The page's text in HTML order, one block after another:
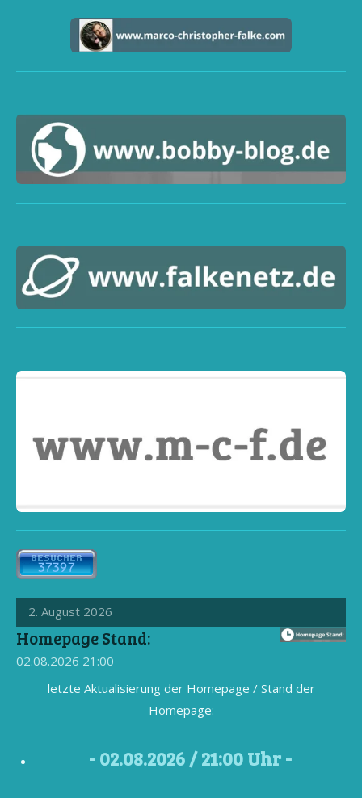
2. August 2026
Homepage Stand:
02.08.2026 21:00
letzte Aktualisierung der Homepage / Stand der
Homepage:
- 02.08.2026 / 21:00 Uhr -